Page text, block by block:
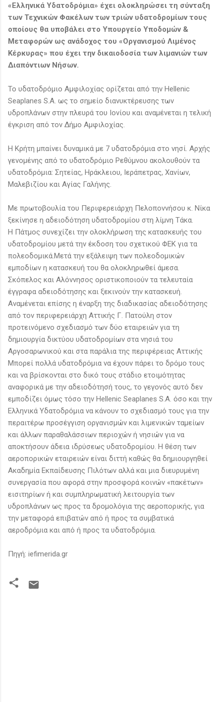
«Ελληνικά Υδατοδρόμια» έχει ολοκληρώσει τη σύνταξη
των Τεχνικών Φακέλων των τριών υδατοδρομίων τους
οποίους θα υποβάλει στο Υπουργείο Υποδομών &
Μεταφορών ως ανάδοχος του «Οργανισμού Λιμένος
Κέρκυρας» που έχει την δικαιοδοσία των λιμανιών των
Διαπόντιων Νήσων.
Το υδατοδρόμιο Αμφιλοχίας ορίζεται από την Hellenic
Seaplanes S.A. ως το σημείο διανυκτέρευσης των
υδροπλάνων στην πλευρά του Ιονίου και αναμένεται η τελική
έγκριση από τον Δήμο Αμφιλοχίας.
Η Κρήτη μπαίνει δυναμικά με 7 υδατοδρόμια στο νησί. Αρχής
γενομένης από το υδατοδρόμιο Ρεθύμνου ακολουθούν τα
υδατοδρόμια: Σητείας, Ηράκλειου, Ιεράπετρας, Χανίων,
Μαλεβιζίου και Αγίας Γαλήνης.
Με πρωτοβουλία του Περιφερειάρχη Πελοποννήσου κ. Νίκα
ξεκίνησε η αδειοδότηση υδατοδρομίου στη λίμνη Τάκα.
Η Πάτμος συνεχίζει την ολοκλήρωση της κατασκευής του
υδατοδρομίου μετά την έκδοση του σχετικού ΦΕΚ για τα
πολεοδομικά.Μετά την εξάλειψη των πολεοδομικών
εμποδίων η κατασκευή του θα ολοκληρωθεί άμεσα.
Σκόπελος και Αλόννησος οριστικοποιούν τα τελευταία
έγγραφα αδειοδότησης και ξεκινούν την κατασκευή.
Αναμένεται επίσης η έναρξη της διαδικασίας αδειοδότησης
από τον περιφερειάρχη Αττικής Γ. Πατούλη στον
προτεινόμενο σχεδιασμό των δύο εταιρειών για τη
δημιουργία δικτύου υδατοδρομίων στα νησιά του
Αργοσαρωνικού και στα παράλια της περιφέρειας Αττικής
Μπορεί πολλά υδατοδρόμια να έχουν πάρει το δρόμο τους
και να βρίσκονται στο δικό τους στάδιο ετοιμότητας
αναφορικά με την αδειοδότησή τους, το γεγονός αυτό δεν
εμποδίζει όμως τόσο την Hellenic Seaplanes S.A. όσο και την
Ελληνικά Υδατοδρόμια να κάνουν το σχεδιασμό τους για την
περαιτέρω προσέγγιση οργανισμών και λιμενικών ταμείων
και άλλων παραθαλάσσιων περιοχών ή νησιών για να
αποκτήσουν άδεια ιδρύσεως υδατοδρομίου. Η θέση των
αεροπορικών εταιρειών είναι διττή καθώς θα δημιουργηθεί
Ακαδημία Εκπαίδευσης Πιλότων αλλά και μια διευρυμένη
συνεργασία που αφορά στην προσφορά κοινών «πακέτων»
εισιτηρίων ή και συμπληρωματική λειτουργία των
υδροπλάνων ως προς τα δρομολόγια της αεροπορικής, για
την μεταφορά επιβατών από ή προς τα συμβατικά
αεροδρόμια και από ή προς τα υδατοδρόμια.
Πηγή: iefimerida.gr